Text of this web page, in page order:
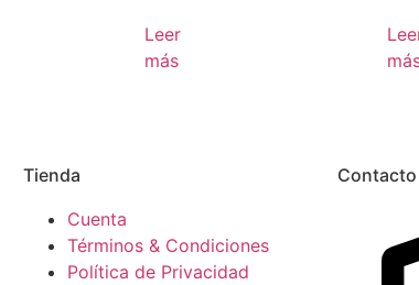
Leer
más
Tienda
Cuenta
Términos & Condiciones
Política de Privacidad
Contacto